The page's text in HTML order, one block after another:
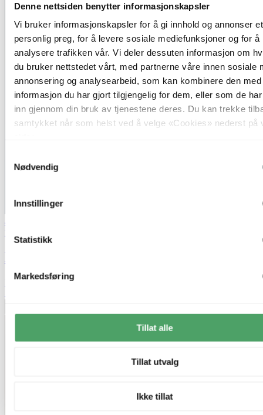
Denne nettsiden benytter informasjonskapsler
Vi bruker informasjonskapsler for å gi innhold og annonser et
personlig preg, for å levere sosiale mediefunksjoner og for å
analysere trafikken vår. Vi deler dessuten informasjon om
du bruker nettstedet vårt, med partnerne våre innen sosiale
annonsering og analysearbeid, som kan kombinere den med
informasjon du har gjort tilgjengelig for dem, eller som de
inn gjennom din bruk av tjenestene deres. Du kan trekke
samtykket når som helst ved å velge «Cookies» nederst på
Nødvendig
Innstillinger
Statistikk
Markedsføring
Tillat alle
Tillat utvalg
Ikke tillat
40% ved kjøp av 2 eller flere
Nova Life
Blefjell skjerm rund 45cm beige
kr 1 099,-